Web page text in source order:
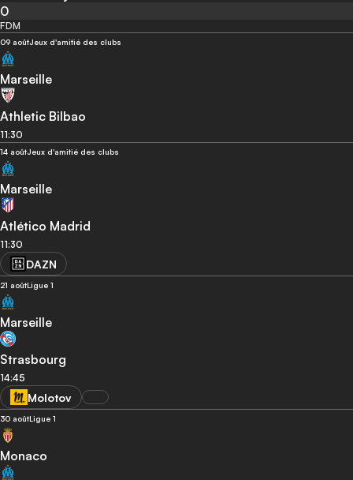
0
FDM
09 aoûtJeux d'amitié des clubs
Marseille
Athletic Bilbao
11:30
14 aoûtJeux d'amitié des clubs
Marseille
Atlético Madrid
11:30
DAZN
21 aoûtLigue 1
Marseille
Strasbourg
14:45
Molotov
30 aoûtLigue 1
Monaco